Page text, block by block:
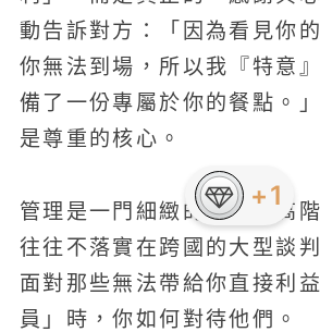
動告訴對方：「因為看見你
你無法到場，所以我『特意
備了一份專屬於你的餐點。
是尊重的核心。
管理是一門細緻的藝術。高
往往不落實在跨國的大型談
面對那些無法帶給你直接利
員」時，你如何對待他們。